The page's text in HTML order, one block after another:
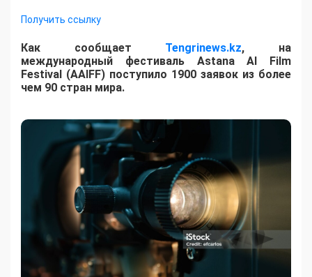
Получить ссылку
Как сообщает Tengrinews.kz, на
международный фестиваль Astana AI Film
Festival (AAIFF) поступило 1900 заявок из более
чем 90 стран мира.